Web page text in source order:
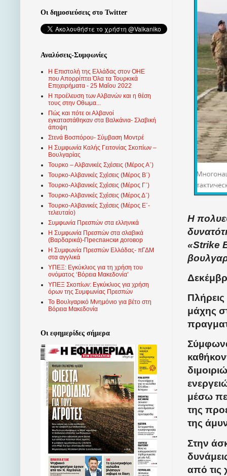
Η
«Strike
Πλήρεις
μάχης
μέσω
της
της
Στην
από τις
Οι δημοσιεύσεις στο Twitter
Αναλύσεις-Συμφωνίες
Η Επιστολή της Ελλάδας στον ΟΗΕ
που Απορρίπτει Όλα τα Τουρκικά
Επιχειρήματα - 25 Μαΐου 2022
Η προέλευση των Αλβανών και η θέση
τους στην Οθωμα...
Πώς και πότε οι Αλβανοί
εγκαταστάθηκαν στα Βαλκάνια- Σλαβική
άποψη
Στενά Βοσπόρου- Σύμβαση Μοντρέ
Η Συμφωνία Καλής Γειτονίας Σκοπίων –
Βουλγαρίας
Τουρκο – Αλβανικές Σχέσεις (Mέρος Α΄)
Τουρκο-Αλβανικές Σχέσεις (Μέρος Β΄)
Τουρκο-Αλβανικές Σχέσεις (Μέρος Γ΄)
Τουρκο-Αλβανικές Σχέσεις (Μέρος Δ΄)
Τουρκο-Αλβανικές Σχέσεις (Μέρος Ε΄-
τελευταίο)
Συμφωνία Πρεσπών στα ελληνικά
Η Συμφωνία Πρεσπών στα σλαβικά
(Βαρδαρικά)-Преспански договор
Η Συμφωνία Πρεσπών Ελλάδας- πΓΔΜ
στα αγγλικά
ΥΠΕΞ: Εγκύκλιος για τη χρήση του
ονόματος ‘Βόρεια Μακεδονία’
ΥΠΕΞ Σκοπίων: Εγκύκλιος για χρήση
όρων της Συμφωνίας Πρεσπών
Το Βουλγαρικό Μνημόνιο για βέτο στη
Βόρεια Μακεδονία
Οι εφημερίδες σήμερα